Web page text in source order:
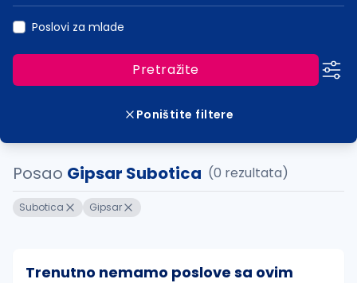
Poslovi za mlade
Pretražite
Poništite filtere
Posao Gipsar Subotica (0 rezultata)
Subotica Gipsar
Trenutno nemamo poslove sa ovim